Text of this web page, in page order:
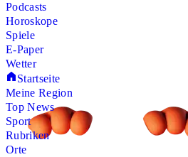
Podcasts
Horoskope
Spiele
E-Paper
Wetter
Startseite
Meine Region
Top News
Sport
Rubriken
Orte